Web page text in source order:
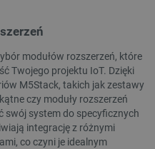
modułów rozszerzeń, które
Twojego projektu IoT. Dzięki
M5Stack, takich jak zestawy
czy moduły rozszerzeń
swój system do specyficznych
integrację z różnymi
co czyni je idealnym